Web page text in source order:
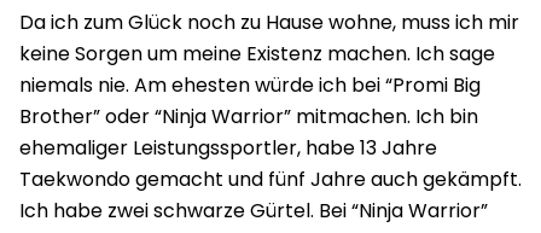
Da ich zum Glück noch zu Hause wohne, muss ich mir
keine Sorgen um meine Existenz machen. Ich sage
niemals nie. Am ehesten würde ich bei “Promi Big
Brother” oder “Ninja Warrior” mitmachen. Ich bin
ehemaliger Leistungssportler, habe 13 Jahre
Taekwondo gemacht und fünf Jahre auch gekämpft.
Ich habe zwei schwarze Gürtel. Bei “Ninja Warrior”